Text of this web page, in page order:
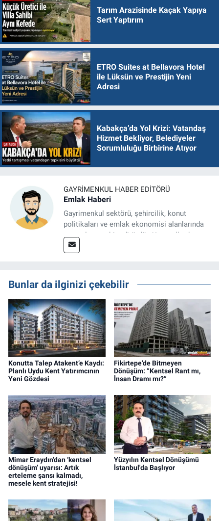
Tarım Arazisinde Kaçak Yapıya
Sert Yaptırım
ETRO Suites at Bellavora Hotel
ile Lüksün ve Prestijin Yeni
Adresi
Kabakça’da Yol Krizi: Vatandaş
Hizmet Bekliyor, Belediyeler
Sorumluluğu Birbirine Atıyor
GAYRIMENKUL HABER EDITÖRÜ
Emlak Haberi
Gayrimenkul sektörü, şehircilik, konut
politikaları ve emlak ekonomisi alanlarında
uzmanlaşmış bir editördür. Uzun yıllardır
konut piyasası, arsa ve arazi yatırımları,
haber, analiz ve özel dosyalar
hazırlamaktadır.
Bunlar da ilginizi çekebilir
Konutta Talep Atakent’e Kaydı:
Planlı Uydu Kent Yatırımcının
Yeni Gözdesi
Fikirtepe’de Bitmeyen
Dönüşüm: “Kentsel Rant mı,
İnsan Dramı mı?”
Mimar Eraydın’dan ‘kentsel
dönüşüm’ uyarısı: Artık
erteleme şansı kalmadı,
mesele kent stratejisi!
Yüzyılın Kentsel Dönüşümü
İstanbul'da Başlıyor